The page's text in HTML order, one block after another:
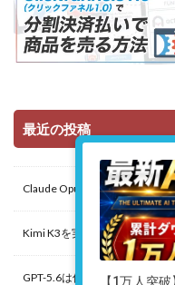
最近の投稿
Claude Opus 5は本当にFable
Kimi K3を実際に使ってみた感
GPT-5.6は何が変わった？チ